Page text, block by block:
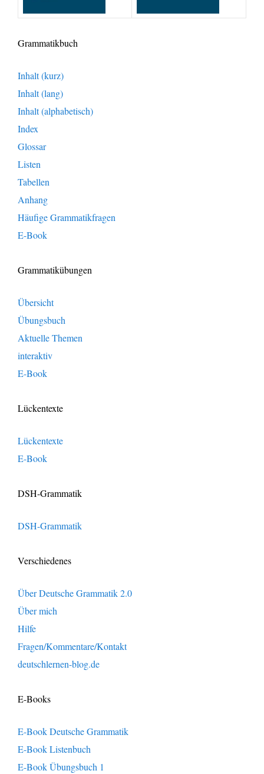
Grammatikbuch
Inhalt (kurz)
Inhalt (lang)
Inhalt (alphabetisch)
Index
Glossar
Listen
Tabellen
Anhang
Häufige Grammatikfragen
E-Book
Grammatikübungen
Übersicht
Übungsbuch
Aktuelle Themen
interaktiv
E-Book
Lückentexte
Lückentexte
E-Book
DSH-Grammatik
DSH-Grammatik
Verschiedenes
Über Deutsche Grammatik 2.0
Über mich
Hilfe
Fragen/Kommentare/Kontakt
deutschlernen-blog.de
E-Books
E-Book Deutsche Grammatik
E-Book Listenbuch
E-Book Übungsbuch 1